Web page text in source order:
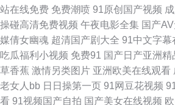
福利线上 91香蕉水蜜桃叉叉 欧美精品久久www
日韩鲁丝无码 91传媒在线看 www狠狠草 玖玖一
探花对白 91在线老司机 91小视频试看网站 狼人
站在线免费 免费潮喷 91原创国产视频
操碰高清免费视频 午夜电影全集 国产
媒倩女幽魂 超清国产剧大全 91中文字幕
吃瓜福利小视频 免费91 国产日产亚洲精
草香蕉 激情另类图片 亚洲欧美在线观看
老女人bb 日日操第一页 91网豆花视频
看 91视频国产自拍 国产美女在线视频